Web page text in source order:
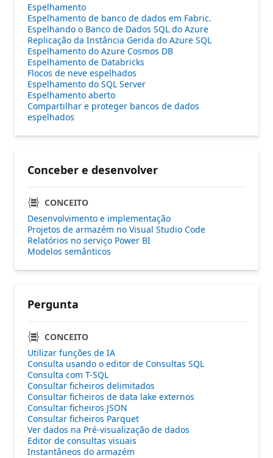
Espelhamento
Espelhamento de banco de dados em Fabric.
Espelhando o Banco de Dados SQL do Azure
Replicação da Instância Gerida do Azure SQL
Espelhamento do Azure Cosmos DB
Espelhamento de Databricks
Flocos de neve espelhados
Espelhamento do SQL Server
Espelhamento aberto
Compartilhar e proteger bancos de dados
espelhados
Conceber e desenvolver
CONCEITO
Desenvolvimento e implementação
Projetos de armazém no Visual Studio Code
Relatórios no serviço Power BI
Modelos semânticos
Pergunta
CONCEITO
Utilizar funções de IA
Consulta usando o editor de Consultas SQL
Consulta com T-SQL
Consultar ficheiros delimitados
Consultar ficheiros de data lake externos
Consultar ficheiros JSON
Consultar ficheiros Parquet
Ver dados na Pré-visualização de dados
Editor de consultas visuais
Instantâneos do armazém